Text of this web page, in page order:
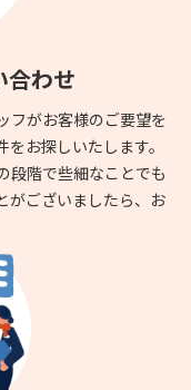
合わせ
フがお客様のご要望を
お探しいたします。
段階で些細なことでも
がございましたら、お